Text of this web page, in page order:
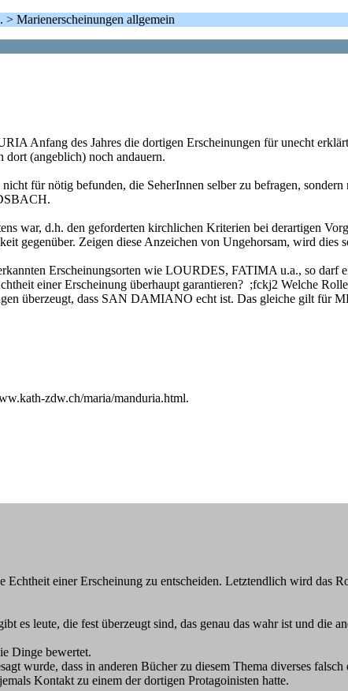
Marienerscheinungen allgemein
Anfang des Jahres die dortigen Erscheinungen für unecht
(angeblich) noch andauern.
für nötig befunden, die SeherInnen selber zu befragen, sondern
war, d.h. den geforderten kirchlichen Kriterien bei derartigen
gegenüber. Zeigen diese Anzeichen von Ungehorsam, wird dies
Erscheinungsorten wie LOURDES, FATIMA u.a., so darf
einer Erscheinung überhaupt garantieren? ;fckj2 Welche
überzeugt, dass SAN DAMIANO echt ist. Das gleiche gilt für
zdw.ch/maria/manduria.html.
einer Erscheinung zu entscheiden. Letztendlich wird das
es leute, die fest überzeugt sind, das genau das wahr ist und die
Dinge bewertet.
wurde, dass in anderen Bücher zu diesem Thema diverses
Kontakt zu einem der dortigen Protagoinisten hatte.